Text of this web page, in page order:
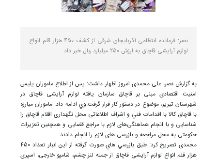
نصر: فرمانده انتظامی آذربایجان ‌شرقی از کشف 450 هزار قلم انواع
لوازم آرايشی قاچاق به ارزش 250 ميليارد ريال خبر داد.
به گزارش نصر، علی محمدی امروز اظهار داشت: پس از اطلاع ماموران پليس
امنيت اقتصادی مبنی بر قاچاق سازمان يافته لوازم آرايشی قاچاق در
شهرستان تبريز، موضوع در دستور کار قرار گرفت.وي ادامه داد: ماموران مبارزه
با قاچاق کالا با اقدامات فني و اشراف اطلاعاتی محل نگهداری اقلام قاچاق را
شناسايی و با انجام هماهنگی‌های لازم با مراجع قضایی و همچنين تعزيرات
حکومتی به محل مراجعه و بازرسی های لازم را انجام دادند.
محمدی تصريح کرد: طبق بازرسي هاي صورت گرفته از اين انبار تعداد 450
هزار قلم انواع لوازم آرايشي قاچاق از جمله لنز چشم، شامپو خارجی، اسپری